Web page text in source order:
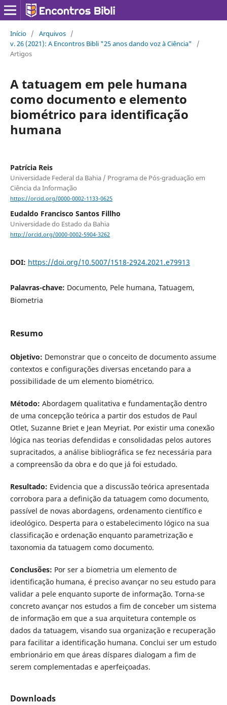
Início / Arquivos /
v. 26 (2021): A Encontros Bibli "25 anos dando voz à Ciência"
/
Artigos
A tatuagem em pele humana
como documento e elemento
biométrico para identificação
humana
Patrícia Reis
Universidade Federal da Bahia / Programa de Pós-graduação em
Ciência da Informação
https://orcid.org/0000-0002-1133-0625
Eudaldo Francisco Santos Fillho
Universidade do Estado da Bahia
http://orcid.org/0000-0002-5904-3262
DOI: https://doi.org/10.5007/1518-2924.2021.e79913
Palavras-chave: Documento, Pele humana, Tatuagem,
Biometria
Resumo
Objetivo: Demonstrar que o conceito de documento assume
contextos e configurações diversas encetando para a
possibilidade de um elemento biométrico.
Método: Abordagem qualitativa e fundamentação dentro
de uma concepção teórica a partir dos estudos de Paul
Otlet, Suzanne Briet e Jean Meyriat. Por existir uma conexão
lógica nas teorias defendidas e consolidadas pelos autores
supracitados, a análise bibliográfica se fez necessária para
a compreensão da obra e do que já foi estudado.
Resultado: Evidencia que a discussão teórica apresentada
corrobora para a definição da tatuagem como documento,
passível de novas abordagens, ordenamento científico e
ideológico. Desperta para o estabelecimento lógico na sua
classificação e ordenação enquanto parametrização e
taxonomia da tatuagem como documento.
Conclusões: Por ser a biometria um elemento de
identificação humana, é preciso avançar no seu estudo para
validar a pele enquanto suporte de informação. Torna-se
concreto avançar nos estudos a fim de conceber um sistema
de informação em que a sua arquitetura contemple os
dados da tatuagem, visando sua organização e recuperação
para facilitar a identificação humana. Conclui ser um estudo
embrionário em que áreas díspares dialogam a fim de
serem complementadas e aperfeiçoadas.
Downloads